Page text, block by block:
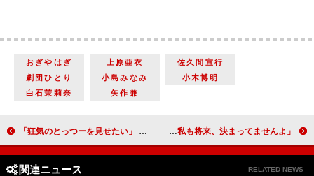
おぎやはぎ 上原亜衣
佐久間宣行
劇団ひとり
小島みなみ
小木博明
白石茉莉奈
矢作兼
「狂気のとっつーを見せたい」 Ａ．Ｂ．Ｃ－Ｚ戸塚主演舞台で演出・錦織が宣言 新垣結衣、現役中学生の“悩み”にアドバイス 「私も将来、決まってませんよ」
関連ニュース RELATED NEWS